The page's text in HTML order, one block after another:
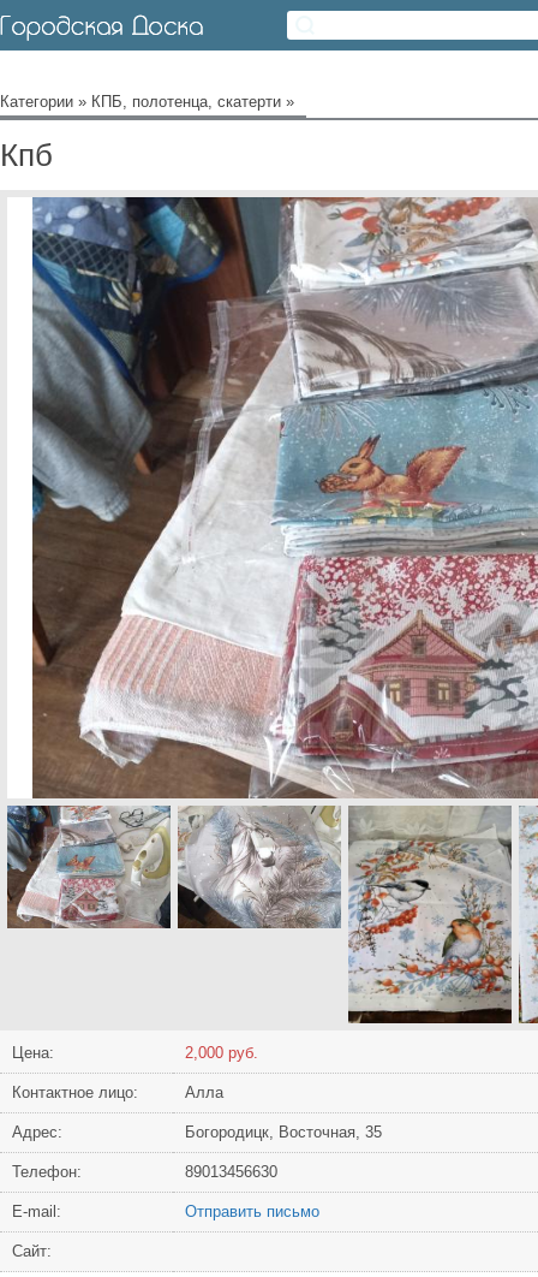
Категории » КПБ, полотенца, скатерти »
Кпб
Цена: 2,000 руб.
Контактное лицо: Алла
Адрес: Богородицк, Восточная, 35
Телефон: 89013456630
Е-mail: Отправить письмо
Сайт: